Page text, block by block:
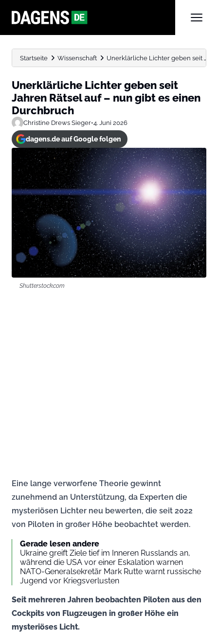
Startseite Wissenschaft Unerklärliche Lichter geben seit
Unerklärliche Lichter geben seit
Jahren Rätsel auf – nun gibt es einen
Durchbruch
Christine Drews Sieger•4. Juni 2026
dagens.de auf Google folgen
Shutterstock.com
Eine lange verworfene Theorie gewinnt
zunehmend an Unterstützung, da Experten die
mysteriösen Lichter neu bewerten, die seit 2022
von Piloten in großer Höhe beobachtet werden.
Gerade lesen andere
Ukraine greift Ziele tief im Inneren Russlands an,
während die USA vor einer Eskalation warnen
NATO-Generalsekretär Mark Rutte warnt russische
Jugend vor Kriegsverlusten
Seit mehreren Jahren beobachten Piloten aus den
Cockpits von Flugzeugen in großer Höhe ein
mysteriöses Licht.